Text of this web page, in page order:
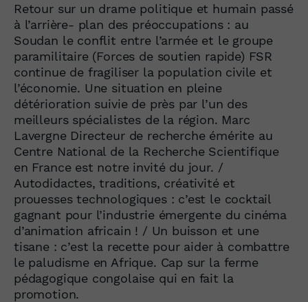
Retour sur un drame politique et humain passé
à l’arrière- plan des préoccupations : au
Soudan le conflit entre l’armée et le groupe
paramilitaire (Forces de soutien rapide) FSR
continue de fragiliser la population civile et
l’économie. Une situation en pleine
détérioration suivie de près par l’un des
meilleurs spécialistes de la région. Marc
Lavergne Directeur de recherche émérite au
Centre National de la Recherche Scientifique
en France est notre invité du jour. /
Autodidactes, traditions, créativité et
prouesses technologiques : c’est le cocktail
gagnant pour l’industrie émergente du cinéma
d’animation africain ! / Un buisson et une
tisane : c’est la recette pour aider à combattre
le paludisme en Afrique. Cap sur la ferme
pédagogique congolaise qui en fait la
promotion.